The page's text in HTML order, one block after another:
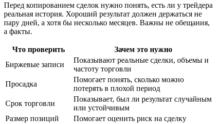
Перед копированием сделок нужно понять, есть ли у трейдера
реальная история. Хороший результат должен держаться не
пару дней, а хотя бы несколько месяцев. Важны не обещания,
а факты.
Что проверить
Зачем это нужно
Биржевые записи
Показывают реальные сделки, объемы и
частоту торговли
Просадка
Помогает понять, сколько можно
потерять в плохой период
Срок торговли
Показывает, был ли результат случайным
или устойчивым
Размер позиций
Помогает оценить риск на сделку